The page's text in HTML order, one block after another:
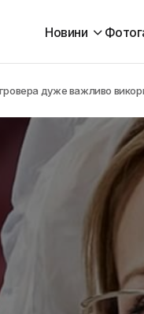
Новини
дуже важливо